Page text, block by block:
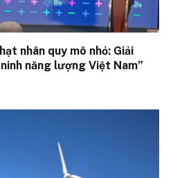
nhân quy mô nhỏ: Giải
năng lượng Việt Nam”